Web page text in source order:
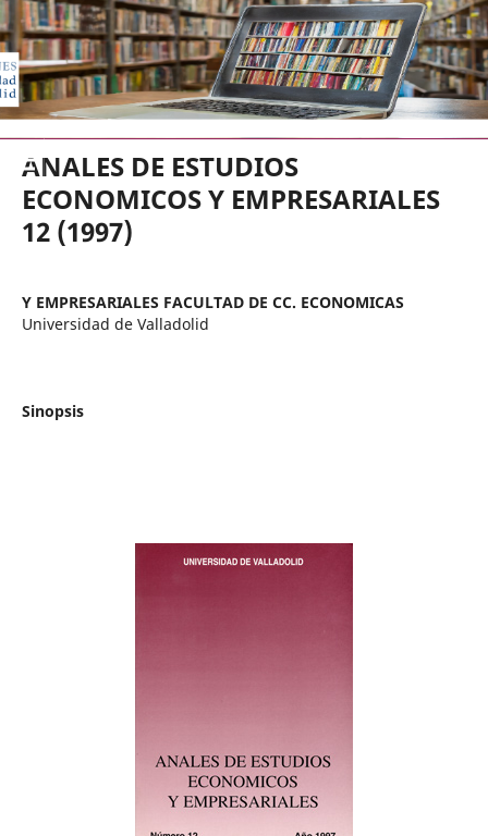
EDICIONES UNIVERSIDAD DE
ANALES DE ESTUDIOS
ECONOMICOS Y EMPRESARIALES
12 (1997)
Y EMPRESARIALES FACULTAD DE CC. ECONOMICAS
Universidad de Valladolid
Sinopsis